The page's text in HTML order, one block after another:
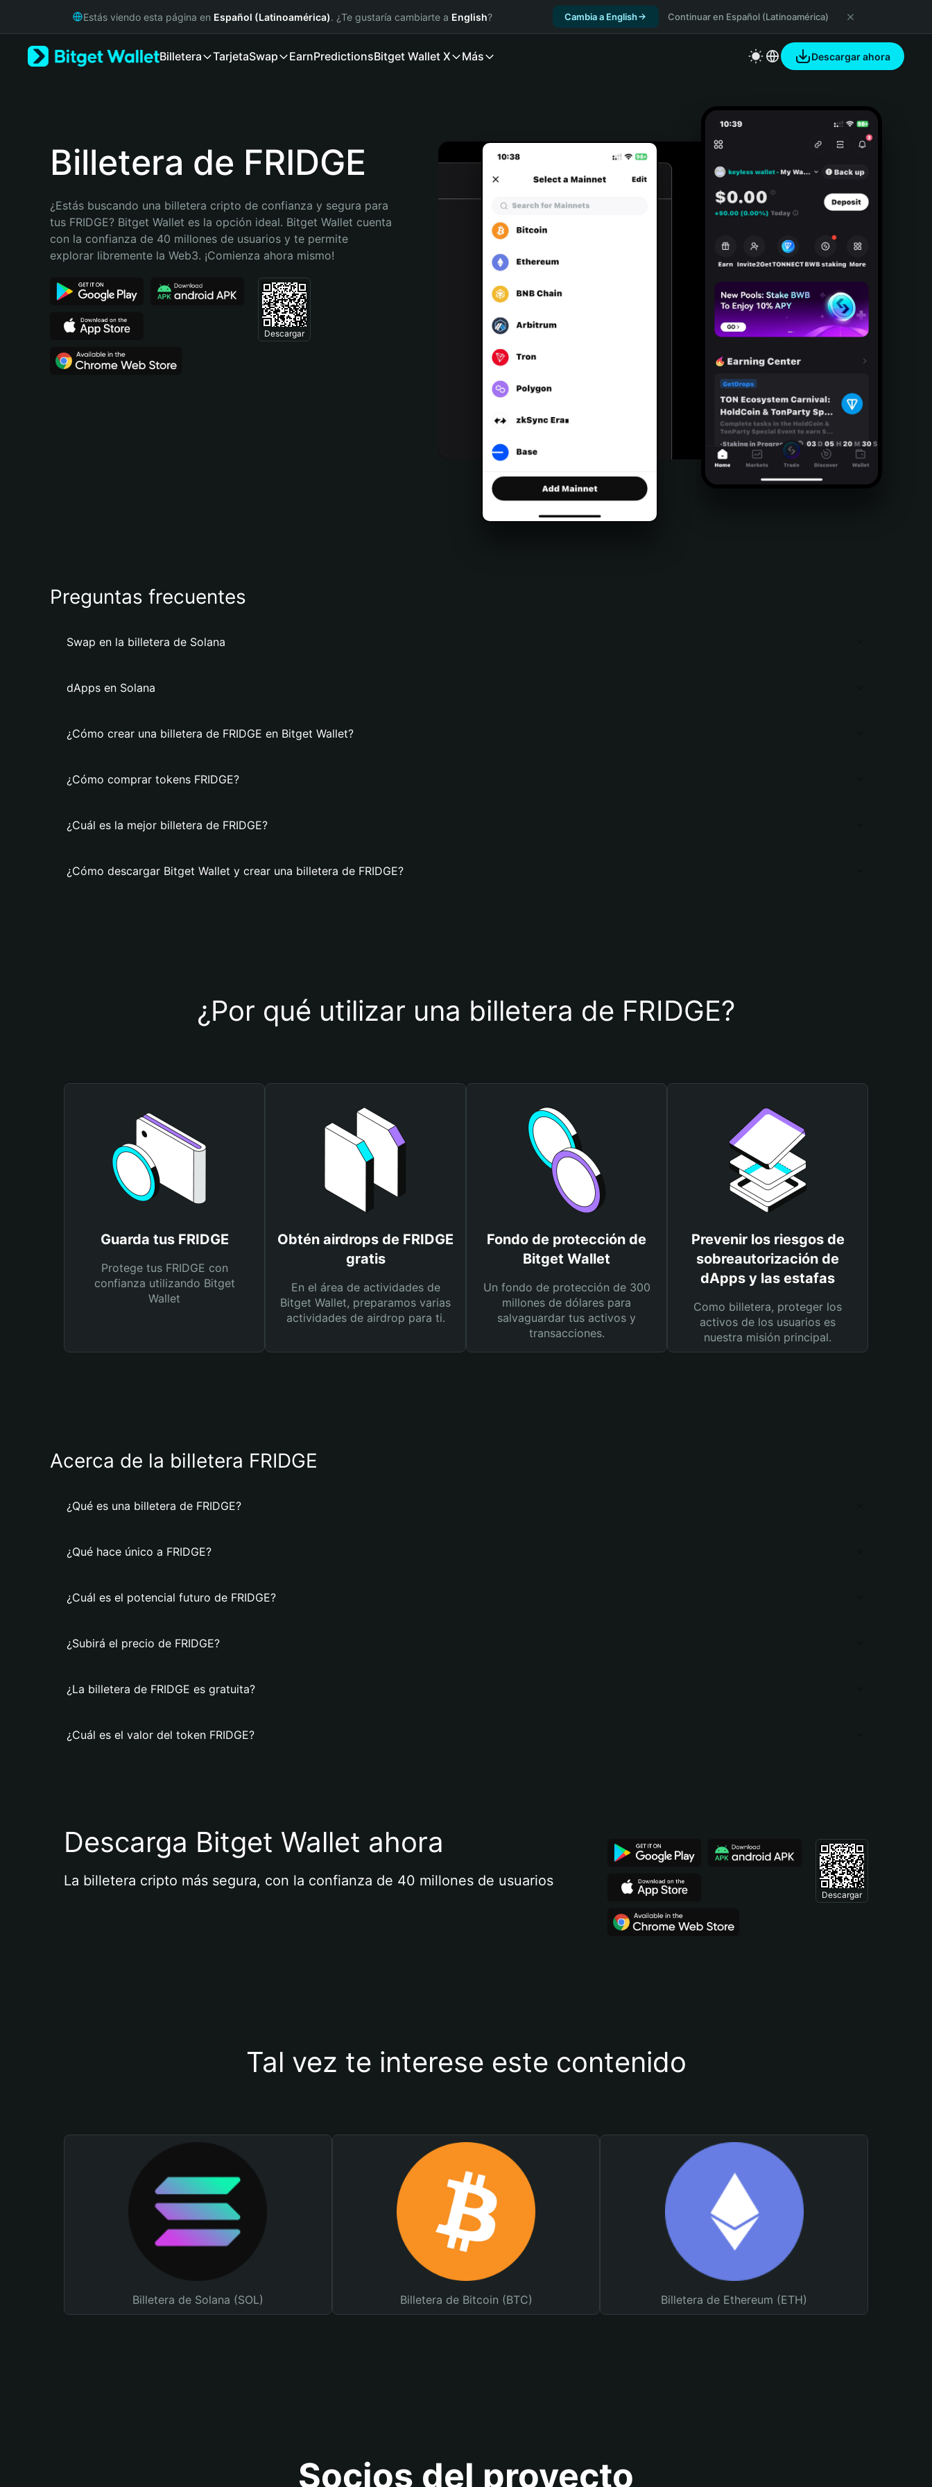
Русский
Bahasa Indonesia
Português (Brasil)
Estás viendo esta página en Español (Latinoamérica). ¿Te gustaría cambiarte a English? Cambia a English Continuar en Español (Latinoamérica)
Billetera TarjetaSwap EarnPredictionsBitget Wallet X Más Descargar ahora
Billetera de FRIDGE
¿Estás buscando una billetera cripto de confianza y segura para
tus FRIDGE? Bitget Wallet es la opción ideal. Bitget Wallet cuenta
con la confianza de 40 millones de usuarios y te permite
explorar libremente la Web3. ¡Comienza ahora mismo!
Descargar
Preguntas frecuentes
Swap en la billetera de Solana
dApps en Solana
¿Cómo crear una billetera de FRIDGE en Bitget Wallet?
¿Cómo comprar tokens FRIDGE?
¿Cuál es la mejor billetera de FRIDGE?
¿Cómo descargar Bitget Wallet y crear una billetera de FRIDGE?
¿Por qué utilizar una billetera de FRIDGE?
Guarda tus FRIDGE
Protege tus FRIDGE con
confianza utilizando Bitget
Wallet
Obtén airdrops de FRIDGE
gratis
En el área de actividades de
Bitget Wallet, preparamos varias
actividades de airdrop para ti.
Fondo de protección de
Bitget Wallet
Un fondo de protección de 300
millones de dólares para
salvaguardar tus activos y
transacciones.
Prevenir los riesgos de
sobreautorización de
dApps y las estafas
Como billetera, proteger los
activos de los usuarios es
nuestra misión principal.
Acerca de la billetera FRIDGE
¿Qué es una billetera de FRIDGE?
¿Qué hace único a FRIDGE?
¿Cuál es el potencial futuro de FRIDGE?
¿Subirá el precio de FRIDGE?
¿La billetera de FRIDGE es gratuita?
¿Cuál es el valor del token FRIDGE?
Descarga Bitget Wallet ahora
La billetera cripto más segura, con la confianza de 40 millones de usuarios
Descargar
Tal vez te interese este contenido
Billetera de Solana (SOL) Billetera de Bitcoin (BTC) Billetera de Ethereum (ETH)
Socios del proyecto